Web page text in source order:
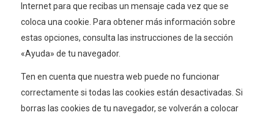
Internet para que recibas un mensaje cada vez que se
coloca una cookie. Para obtener más información sobre
estas opciones, consulta las instrucciones de la sección
«Ayuda» de tu navegador.
Ten en cuenta que nuestra web puede no funcionar
correctamente si todas las cookies están desactivadas. Si
borras las cookies de tu navegador, se volverán a colocar